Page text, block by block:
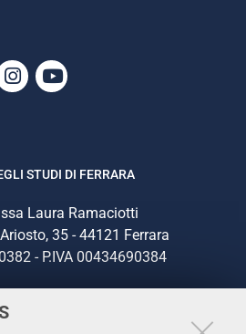
Instagram
Youtube
STUDI DI FERRARA
Laura Ramaciotti
35 - 44121 Ferrara
- P.IVA 00434690384